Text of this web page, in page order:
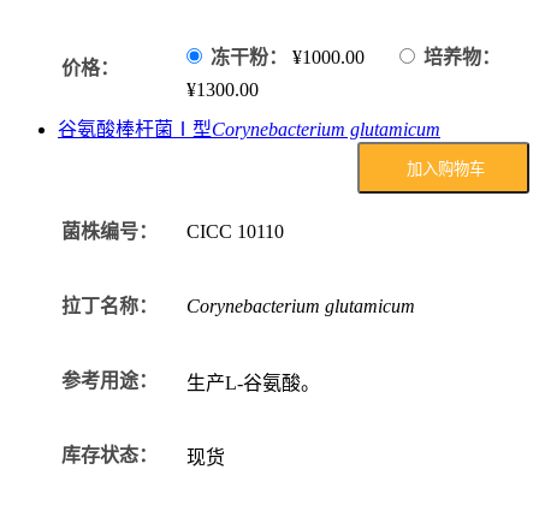
价格：
冻干粉： ¥1000.00
培养物：
¥1300.00
谷氨酸棒杆菌Ⅰ型Corynebacterium glutamicum
加入购物车
菌株编号： CICC 10110
拉丁名称： Corynebacterium glutamicum
参考用途： 生产L-谷氨酸。
库存状态： 现货